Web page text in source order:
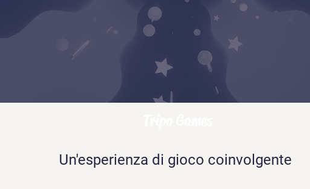
Un'esperienza di gioco coinvolgente